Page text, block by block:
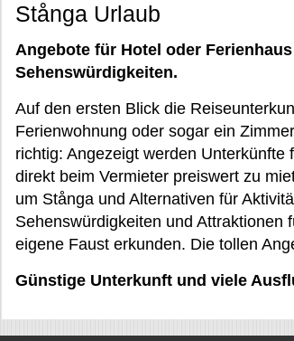
Stånga Urlaub
Angebote für Hotel oder
Sehenswürdigkeiten.
Auf den ersten Blick die
Ferienwohnung oder sogar ein
richtig: Angezeigt werden
direkt beim Vermieter preiswert zu
um Stånga und Alternativen für
Sehenswürdigkeiten und Attraktionen
eigene Faust erkunden. Die tollen
Günstige Unterkunft und viele